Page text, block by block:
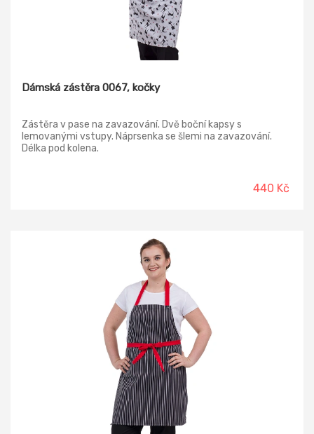
Dámská zástěra 0067, kočky
Zástěra v pase na zavazování. Dvě boční kapsy s
lemovanými vstupy. Náprsenka se šlemi na zavazování.
Délka pod kolena.
440 Kč